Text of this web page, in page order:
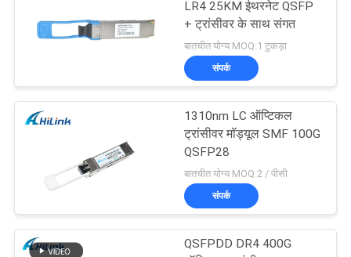
LR4 25KM ईथरनेट QSFP
+ ट्रांसीवर के साथ संगत
बातचीत योग्य MOQ:1 टुकड़ा
संपर्क
1310nm LC ऑप्टिकल
ट्रांसीवर मॉड्यूल SMF 100G
QSFP28
बातचीत योग्य MOQ:2 / पीसी
संपर्क
QSFPDD DR4 400G